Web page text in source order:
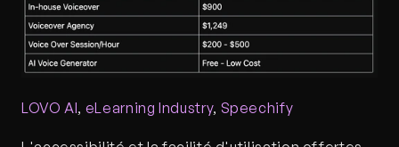
LOVO AI, eLearning Industry, Speechify